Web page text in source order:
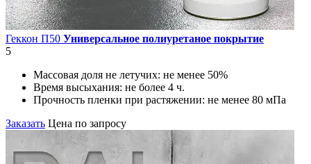
Геккон П50 Универсальное полиуретаное покрытие
5
Массовая доля не летучих: не менее 50%
Время высыхания: не более 4 ч.
Прочность пленки при растяжении: не менее 80 мПа
Заказать Цена по запросу